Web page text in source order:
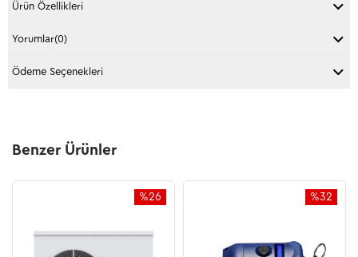
Ürün Özellikleri
Yorumlar(0)
Ödeme Seçenekleri
Benzer Ürünler
%26
%32